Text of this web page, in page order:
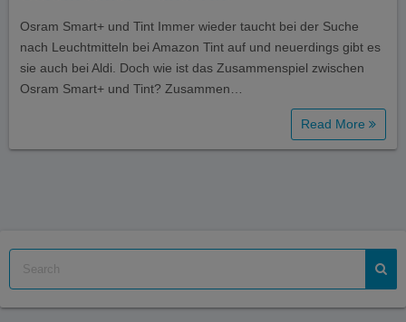
Osram Smart+ und Tint Immer wieder taucht bei der Suche
nach Leuchtmitteln bei Amazon Tint auf und neuerdings gibt es
sie auch bei Aldi. Doch wie ist das Zusammenspiel zwischen
Osram Smart+ und Tint? Zusammen…
Read More